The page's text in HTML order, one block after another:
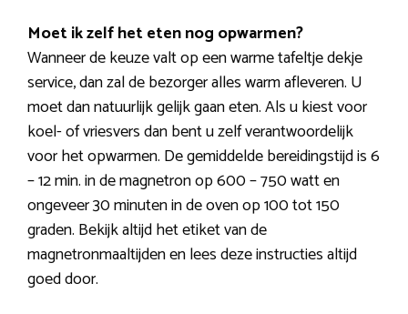
Moet ik zelf het eten nog opwarmen?
Wanneer de keuze valt op een warme tafeltje dekje
service, dan zal de bezorger alles warm afleveren. U
moet dan natuurlijk gelijk gaan eten. Als u kiest voor
koel- of vriesvers dan bent u zelf verantwoordelijk
voor het opwarmen. De gemiddelde bereidingstijd is 6
– 12 min. in de magnetron op 600 – 750 watt en
ongeveer 30 minuten in de oven op 100 tot 150
graden. Bekijk altijd het etiket van de
magnetronmaaltijden en lees deze instructies altijd
goed door.